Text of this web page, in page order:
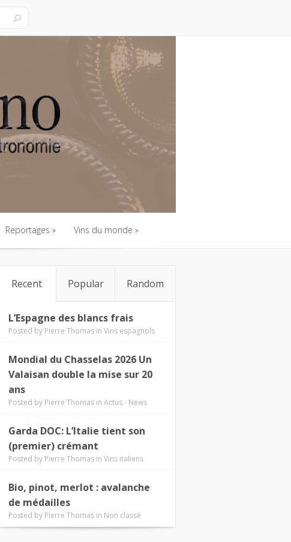
Reportages
Reportages
Vins du monde
Vins du monde
Recent Popular Random
L’Espagne des blancs frais
Posted by Pierre Thomas in Vins espagnols
Mondial du Chasselas 2026 Un
Valaisan double la mise sur 20
ans
Posted by Pierre Thomas in Actus - News
Garda DOC: L’Italie tient son
(premier) crémant
Posted by Pierre Thomas in Vins italiens
Bio, pinot, merlot : avalanche
de médailles
Posted by Pierre Thomas in Non classé